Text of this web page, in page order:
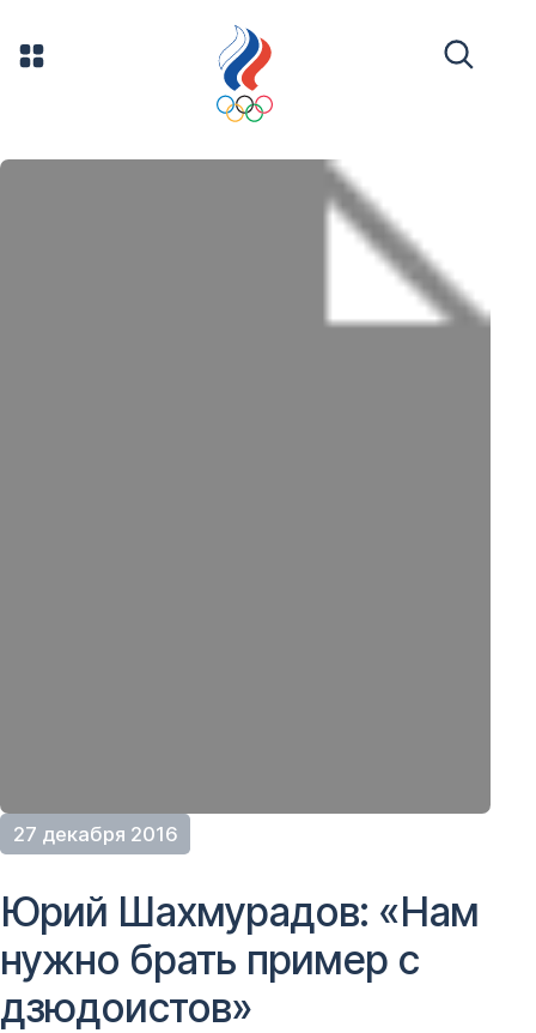
27 декабря 2016
Юрий Шахмурадов: «Нам
нужно брать пример с
дзюдоистов»